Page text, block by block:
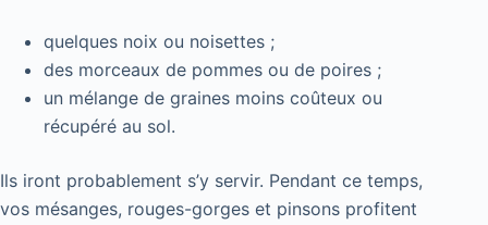
quelques noix ou noisettes ;
des morceaux de pommes ou de poires ;
un mélange de graines moins coûteux ou
récupéré au sol.
Ils iront probablement s’y servir. Pendant ce temps,
vos mésanges, rouges-gorges et pinsons profitent